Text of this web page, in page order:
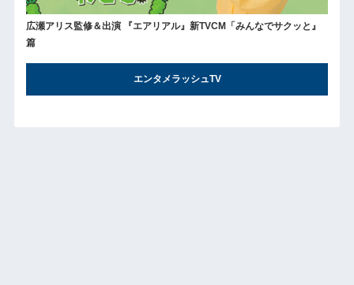
広瀬アリス監修＆出演 『エアリアル』新TVCM「みんなでサクッと』
篇
エンタメラッシュTV